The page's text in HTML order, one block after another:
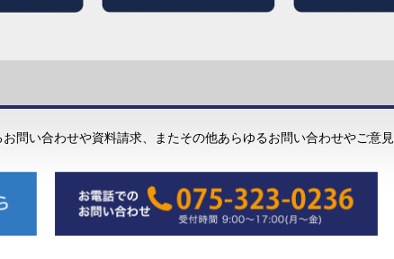
問い合わせや資料請求、またその他あらゆるお問い合わせやご意